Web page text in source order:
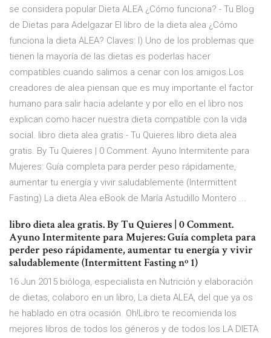
se considera popular Dieta ALEA ¿Cómo funciona? - Tu Blog
de Dietas para Adelgazar El libro de la dieta alea ¿Cómo
funciona la dieta ALEA? Claves: I) Uno de los problemas que
tienen la mayoría de las dietas es poderlas hacer
compatibles cuando salimos a cenar con los amigos.Los
creadores de alea piensan que es muy importante el factor
humano para salir hacia adelante y por ello en el libro nos
explican como hacer nuestra dieta compatible con la vida
social. libro dieta alea gratis - Tu Quieres libro dieta alea
gratis. By Tu Quieres | 0 Comment. Ayuno Intermitente para
Mujeres: Guía completa para perder peso rápidamente,
aumentar tu energía y vivir saludablemente (Intermittent
Fasting) La dieta Alea eBook de María Astudillo Montero ...
libro dieta alea gratis. By Tu Quieres | 0 Comment.
Ayuno Intermitente para Mujeres: Guía completa para
perder peso rápidamente, aumentar tu energía y vivir
saludablemente (Intermittent Fasting nº 1)
16 Jun 2015 bióloga, especialista en Nutrición y elaboración
de dietas, colaboro en un libro, La dieta ALEA, del que ya os
he hablado en otra ocasión. Oh!Libro te recomienda los
mejores libros de todos los géneros y de todos los LA DIETA